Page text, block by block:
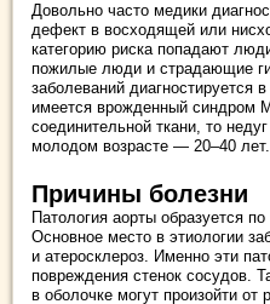
Довольно часто медики
дефект в восходящей или
категорию риска попадают
пожилые люди и страдающие
заболеваний диагностируется
имеется врожденный синдром
соединительной ткани, то
молодом возрасте — 20–40 лет.
Причины болезни
Патология аорты образуется
Основное место в этиологии
и атеросклероз. Именно эти
повреждения стенок сосудов.
в оболочке могут произойти от